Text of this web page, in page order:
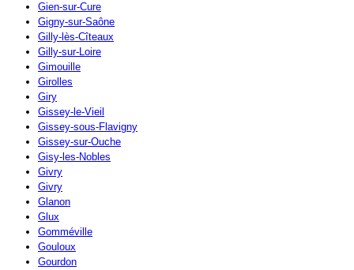
Gien-sur-Cure
Gigny-sur-Saône
Gilly-lès-Cîteaux
Gilly-sur-Loire
Gimouille
Girolles
Giry
Gissey-le-Vieil
Gissey-sous-Flavigny
Gissey-sur-Ouche
Gisy-les-Nobles
Givry
Givry
Glanon
Glux
Gomméville
Gouloux
Gourdon